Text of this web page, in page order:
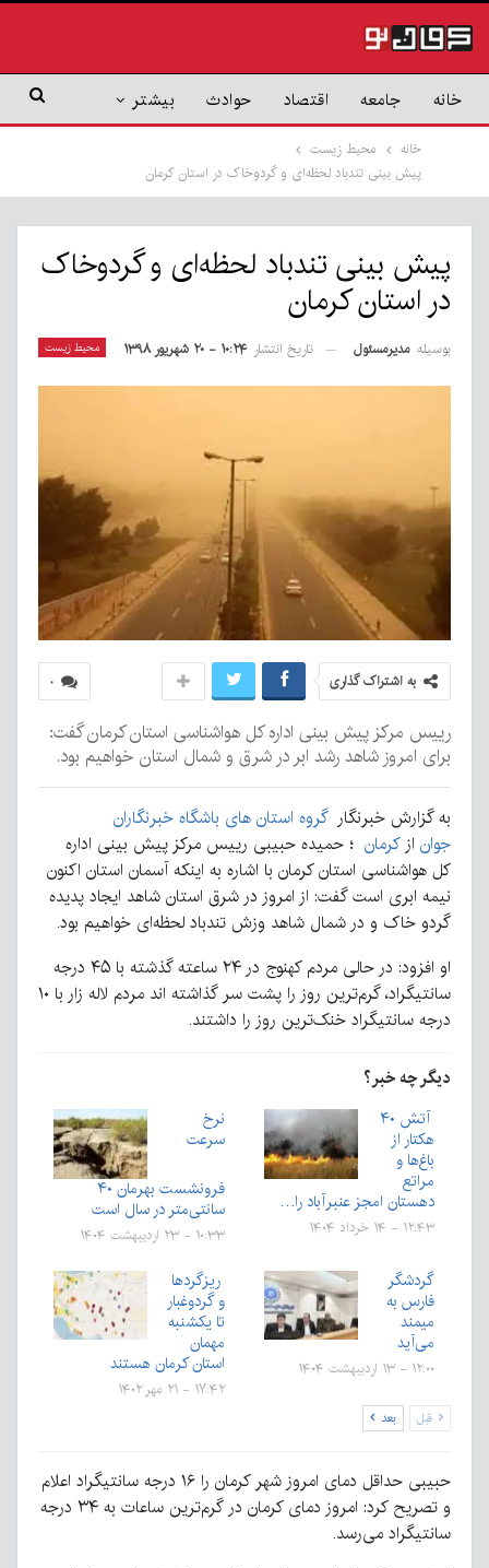
خانه جامعه اقتصاد حوادث بیشتر
خانه
محیط زیست
پیش بینی تندباد لحظه‌ای و گردوخاک در استان کرمان
پیش بینی تندباد لحظه‌ای و گردوخاک
در استان کرمان
محیط زیست بوسیله مدیرمسئول تاریخ انتشار ۱۰:۲۴ - ۲۰ شهریور ۱۳۹۸
۰ به اشتراک گذاری
رییس مرکز پیش بینی اداره کل هواشناسی استان کرمان گفت:
برای امروز شاهد رشد ابر در شرق و شمال استان خواهیم بود.
به گزارش خبرنگارگروه استان های باشگاه خبرنگاران
جوان از کرمان ؛ حمیده حبیبی رییس مرکز پیش بینی اداره
کل هواشناسی استان کرمان با اشاره به اینکه آسمان استان اکنون
نیمه ابری است گفت: از امروز در شرق استان شاهد ایجاد پدیده
گردو خاک و در شمال شاهد وزش تندباد لحظه‌ای خواهیم بود.
او افزود: در حالی مردم کهنوج در ۲۴ ساعته گذشته با ۴۵ درجه
سانتیگراد، گرم‌ترین روز را پشت سر گذاشته اند مردم لاله زار با ۱۰
درجه سانتیگراد خنک‌ترین روز را داشتند.
دیگر چه خبر؟
آتش ۴۰
هکتار از
باغ‌ها و
مراتع
دهستان امجز عنبرآباد را…
۱۲:۴۳ - ۱۴ خرداد ۱۴۰۴
نرخ
سرعت
فرونشست بهرمان ۴۰
سانتی‌متر در سال است
۱۰:۳۳ - ۲۳ اردیبهشت ۱۴۰۴
گردشگر
فارس به
میمند
می‌آید
۱۲:۰۰ - ۱۳ اردیبهشت ۱۴۰۴
ریزگردها
و گردوغبار
تا یکشنبه
مهمان
استان کرمان هستند
۱۷:۴۲ - ۲۱ مهر ۱۴۰۲
قبل بعد
حبیبی حداقل دمای امروز شهر کرمان را ۱۶ درجه سانتیگراد اعلام
و تصریح کرد: امروز دمای کرمان در گرم‌ترین ساعات به ۳۴ درجه
سانتیگراد می‌رسد.